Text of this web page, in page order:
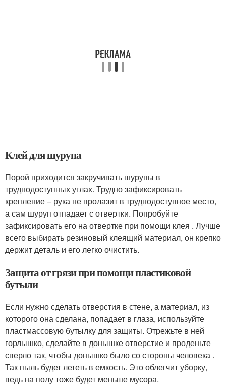
Клей для шурупа
Порой приходится закручивать шурупы в
труднодоступных углах. Трудно зафиксировать
крепление – рука не пролазит в труднодоступное место,
а сам шуруп отпадает с отвертки. Попробуйте
зафиксировать его на отвертке при помощи клея . Лучше
всего выбирать резиновый клеящий материал, он крепко
держит деталь и его легко очистить.
Защита от грязи при помощи пластиковой
бутыли
Если нужно сделать отверстия в стене, а материал, из
которого она сделана, попадает в глаза, используйте
пластмассовую бутылку для защиты. Отрежьте в ней
горлышко, сделайте в донышке отверстие и проденьте
сверло так, чтобы донышко было со стороны человека .
Так пыль будет лететь в емкость. Это облегчит уборку,
ведь на полу тоже будет меньше мусора.